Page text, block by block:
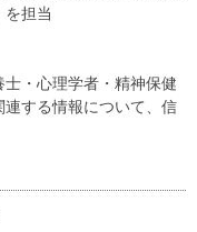
を担当
・心理学者・精神保健
する情報について、信